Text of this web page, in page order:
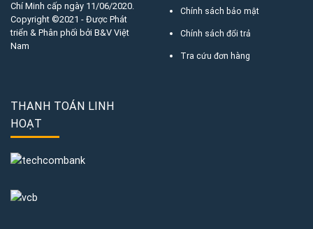
Chí Minh cấp ngày 11/06/2020.
Copyright ©2021 - Được Phát
triển & Phân phối bởi B&V Việt
Nam
Chính sách bảo mật
Chính sách đổi trả
Tra cứu đơn hàng
THANH TOÁN LINH
HOẠT